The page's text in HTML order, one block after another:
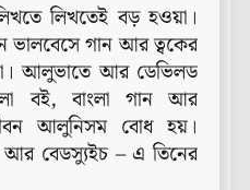
লিখতেই বড় হওয়া।
ভালবেসে গান আর ত্বকের
আলুভাতে আর ডেভিলড
বই, বাংলা গান আর
আলুনিসম বোধ হয়।
আর বেডস্যুইচ – এ তিনের